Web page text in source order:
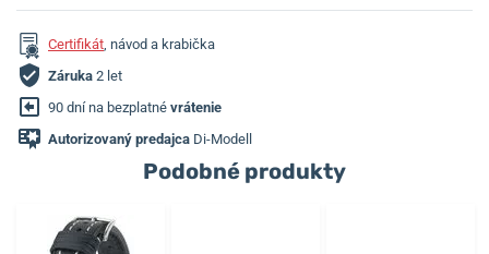
Certifikát, návod a krabička
Záruka 2 let
90 dní na bezplatné vrátenie
Autorizovaný predajca Di-Modell
Podobné produkty